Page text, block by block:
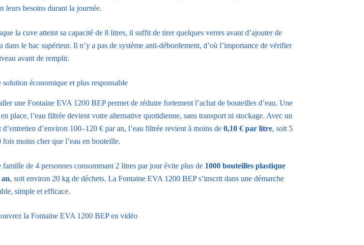
leurs besoins durant la journée.
la cuve atteint sa capacité de 8 litres, il suffit de tirer quelques verres avant d’ajouter de
dans le bac supérieur. Il n’y a pas de système anti-débordement, d’où l’importance de vérifier
avant de remplir.
solution économique et plus responsable
une Fontaine EVA 1200 BEP permet de réduire fortement l’achat de bouteilles d’eau. Une
place, l’eau filtrée devient votre alternative quotidienne, sans transport ni stockage. Avec un
d’entretien d’environ 100–120 € par an, l’eau filtrée revient à moins de0,10 € par litre, soit 5
fois moins cher que l’eau en bouteille.
famille de 4 personnes consommant 2 litres par jour évite plus de 1000 bouteilles plastique
, soit environ 20 kg de déchets. La Fontaine EVA 1200 BEP s’inscrit dans une démarche
simple et efficace.
la Fontaine EVA 1200 BEP en vidéo